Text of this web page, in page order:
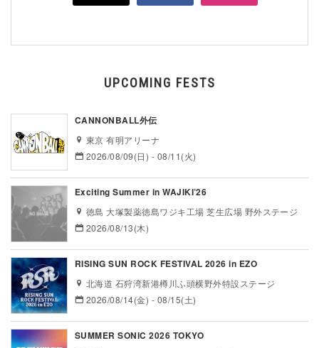
UPCOMING FESTS
CANNONBALL外伝
東京 有明アリーナ
2026/08/09(日) - 08/11(火)
Exciting Summer in WAJIKI’26
徳島 大塚製薬徳島ワジキ工場 芝生広場 野外ステージ
2026/08/13(木)
RISING SUN ROCK FESTIVAL 2026 in EZO
北海道 石狩湾新港樽川ふ頭横野外特設ステージ
2026/08/14(金) - 08/15(土)
SUMMER SONIC 2026 TOKYO